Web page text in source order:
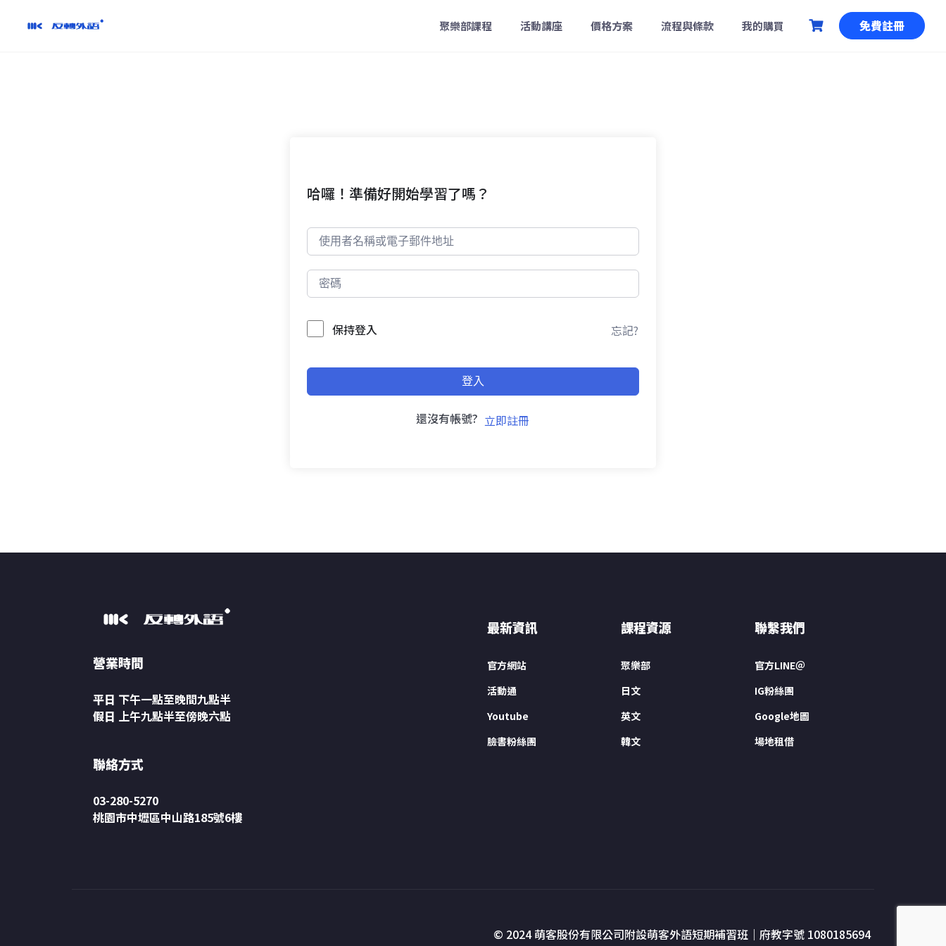
聚樂部課程 活動講座 價格方案 流程與條款 我的購買 免費註冊
哈囉！準備好開始學習了嗎？
保持登入 忘記?
登入
還沒有帳號? 立即註冊
營業時間
平日 下午一點至晚間九點半
假日 上午九點半至傍晚六點
聯絡方式
03-280-5270
桃園市中壢區中山路185號6樓
最新資訊
官方網站
活動通
Youtube
臉書粉絲團
課程資源
聚樂部
日文
英文
韓文
聯繫我們
官方LINE＠
IG粉絲團
Google地圖
場地租借
© 2024 萌客股份有限公司附設萌客外語短期補習班｜府教字號 1080185694